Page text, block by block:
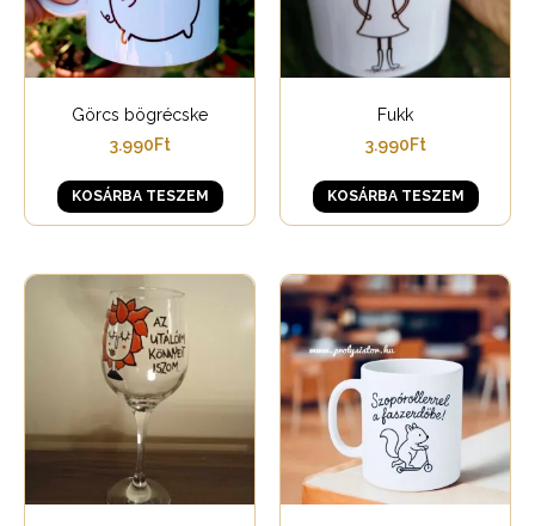
Görcs bögrécske
3.990Ft
KOSÁRBA TESZEM
Fukk
3.990Ft
KOSÁRBA TESZEM